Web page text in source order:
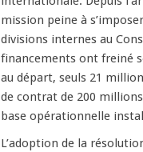
mission peine à
divisions internes au
financements ont freiné
au départ, seuls 21
de contrat de 200
base opérationnelle
L’adoption de la